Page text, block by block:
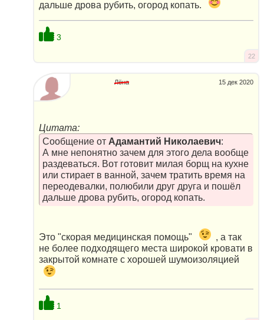
дальше дрова рубить, огород копать.
3
22
15 дек 2020
Лёна
Цитата:
Сообщение от Адамантий Николаевич:
А мне непонятно зачем для этого дела вообще
раздеваться. Вот готовит милая борщ на кухне
или стирает в ванной, зачем тратить время на
переодевалки, полюбили друг друга и пошёл
дальше дрова рубить, огород копать.
Это "скорая медицинская помощь"
, а так
не более подходящего места широкой кровати в
закрытой комнате с хорошей шумоизоляцией
1